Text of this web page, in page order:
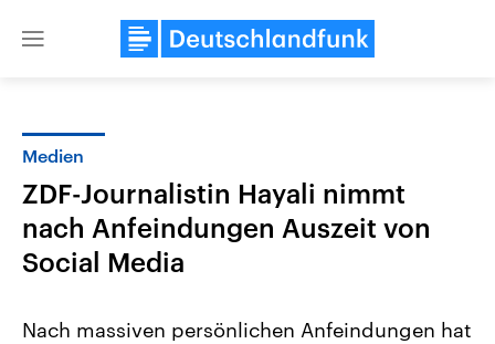
Close
Medien
ZDF-Journalistin Hayali nimmt
nach Anfeindungen Auszeit von
Social Media
Nach massiven persönlichen Anfeindungen hat